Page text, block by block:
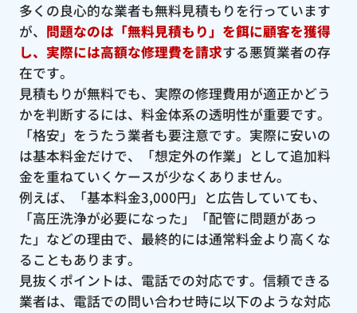
多くの良心的な業者も無料見積もりを行っています
が、 問題なのは「無料見積もり」を餌に顧客を獲得
し、実際には高額な修理費を請求する悪質業者の存
在です。
見積もりが無料でも、実際の修理費用が適正かどう
かを判断するには、料金体系の透明性が重要です。
「格安」をうたう業者も要注意です。実際に安いの
は基本料金だけで、「想定外の作業」として追加料
金を重ねていくケースが少なくありません。
例えば、「基本料金3,000円」と広告していても、
「高圧洗浄が必要になった」「配管に問題があっ
た」などの理由で、最終的には通常料金より高くな
ることもあります。
見抜くポイントは、電話での対応です。信頼できる
業者は、電話での問い合わせ時に以下のような対応